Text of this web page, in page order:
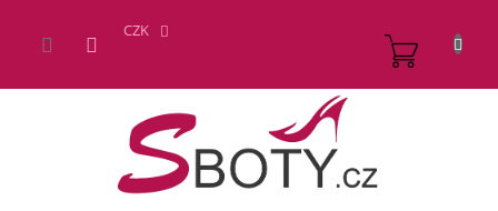
obsah
CZK